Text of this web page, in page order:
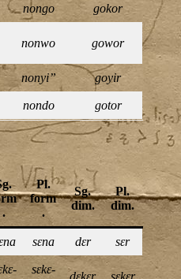
non­go gokor
non­wo gowor
nonyi” goyir
non­do gotor
.
Pl.
form
.
Sg.
dim.
Pl.
dim.
sɛna dɛr sɛr
sɛkɛ­